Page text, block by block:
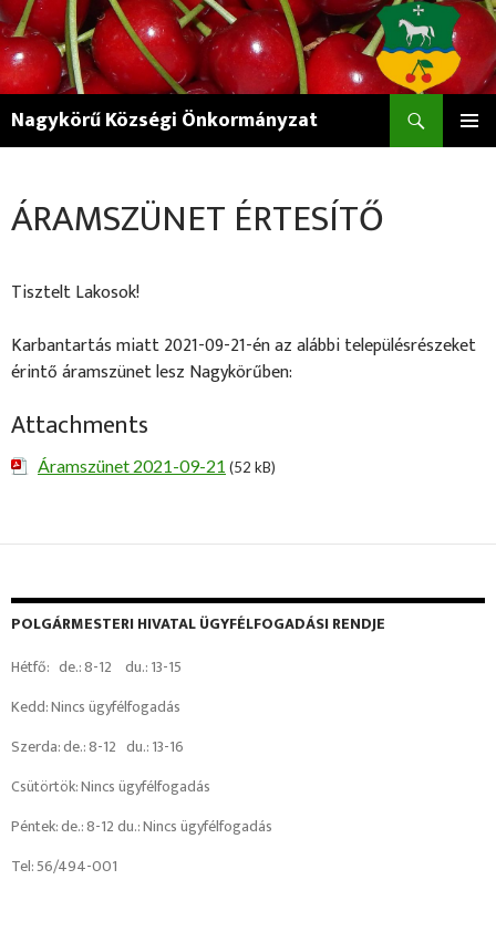
Nagykörű Községi Önkormányzat
ÁRAMSZÜNET ÉRTESÍTŐ
Tisztelt Lakosok!
Karbantartás miatt 2021-09-21-én az alábbi településrészeket
érintő áramszünet lesz Nagykörűben:
Attachments
Áramszünet 2021-09-21 (52 kB)
POLGÁRMESTERI HIVATAL ÜGYFÉLFOGADÁSI RENDJE
Hétfő: de.: 8-12 du.: 13-15
Kedd: Nincs ügyfélfogadás
Szerda: de.: 8-12 du.: 13-16
Csütörtök: Nincs ügyfélfogadás
Péntek: de.: 8-12 du.: Nincs ügyfélfogadás
Tel: 56/494-001